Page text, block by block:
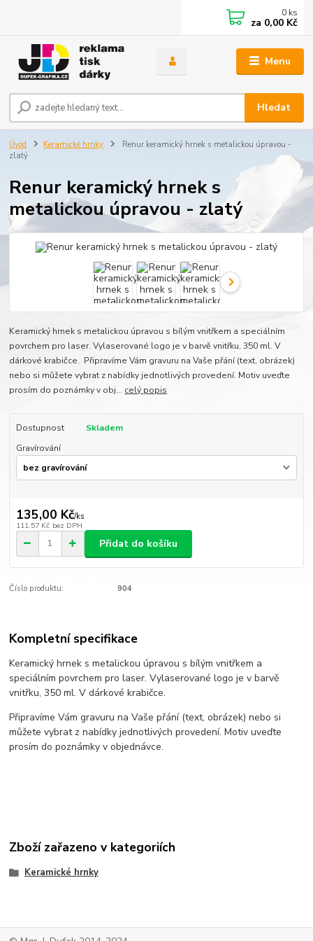
Menu
Hledat
0 ks
za 0,00 Kč
Úvod Keramické hrnky
Renur keramický hrnek s metalickou úpravou -
zlatý
Renur keramický hrnek s
metalickou úpravou - zlatý
Keramický hrnek s metalickou úpravou s bílým vnitřkem a speciálním
povrchem pro laser. Vylaserované logo je v barvě vnitřku, 350 ml. V
dárkové krabičce. Připravíme Vám gravuru na Vaše přání (text, obrázek)
nebo si můžete vybrat z nabídky jednotlivých provedení. Motiv uveďte
prosím do poznámky v obj... celý popis
Dostupnost
Skladem
Gravírování
135,00 Kč/ks
111,57 Kč bez DPH
Přidat do košíku
Číslo produktu: 904
Kompletní specifikace
Keramický hrnek s metalickou úpravou s bílým vnitřkem a
speciálním povrchem pro laser. Vylaserované logo je v barvě
vnitřku, 350 ml. V dárkové krabičce.
Připravíme Vám gravuru na Vaše přání (text, obrázek) nebo si
můžete vybrat z nabídky jednotlivých provedení. Motiv uveďte
prosím do poznámky v objednávce.
Zboží zařazeno v kategoriích
Keramické hrnky